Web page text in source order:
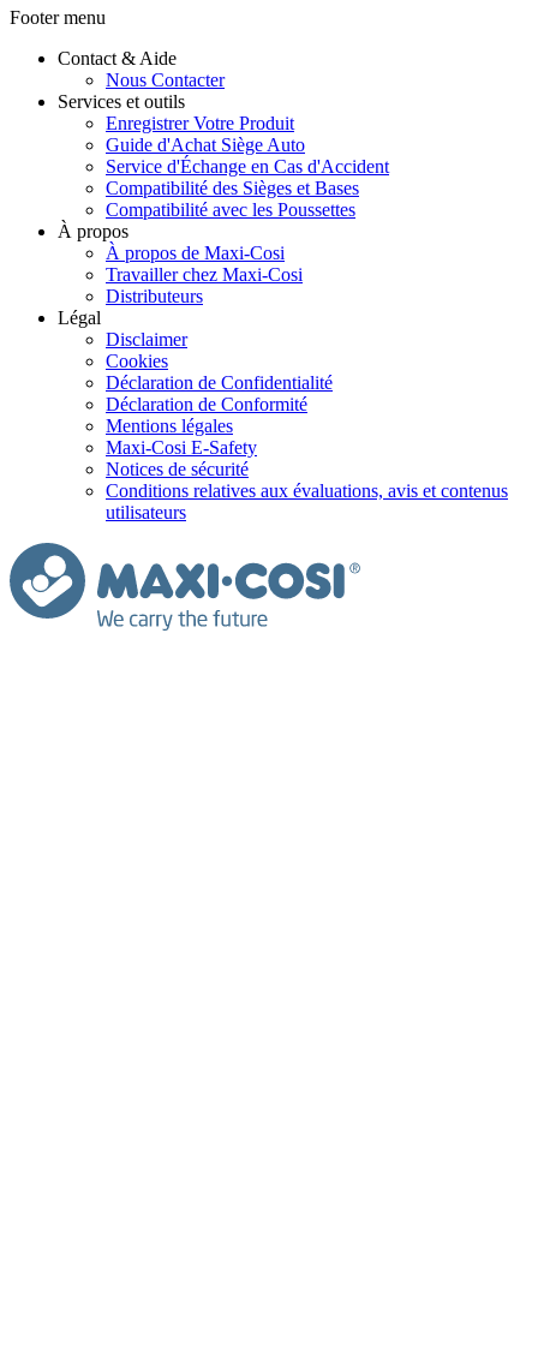
Footer menu
Contact & Aide
Nous Contacter
Services et outils
Enregistrer Votre Produit
Guide d'Achat Siège Auto
Service d'Échange en Cas d'Accident
Compatibilité des Sièges et Bases
Compatibilité avec les Poussettes
À propos
À propos de Maxi-Cosi
Travailler chez Maxi-Cosi
Distributeurs
Légal
Disclaimer
Cookies
Déclaration de Confidentialité
Déclaration de Conformité
Mentions légales
Maxi-Cosi E-Safety
Notices de sécurité
Conditions relatives aux évaluations, avis et contenus
utilisateurs